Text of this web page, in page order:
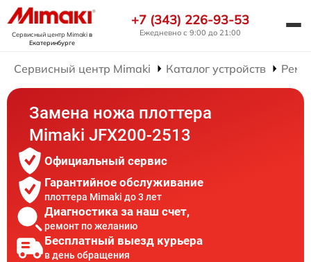
Сервисный центр Mimakiв
Екатеринбурге
+7 (343) 226-93-53
Ежедневно с 9:00 до 21:00
Сервисный центр Mimaki Каталог устройств
Замена ножа плоттера
Mimaki JFX200-2513
Официальный сервис
Гарантийное обслуживание
плоттера Mimaki до 3 лет
Диагностика за наш счет,
ремонт по желанию
Бесплатный выезд курьера
в день обращения